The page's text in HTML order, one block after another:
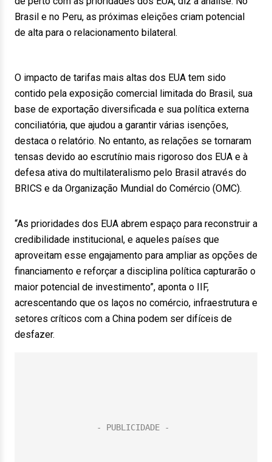
Brasil e no Peru, as próximas eleições criam potencial
de alta para o relacionamento bilateral.
O impacto de tarifas mais altas dos EUA tem sido
contido pela exposição comercial limitada do Brasil, sua
base de exportação diversificada e sua política externa
conciliatória, que ajudou a garantir várias isenções,
destaca o relatório. No entanto, as relações se tornaram
tensas devido ao escrutínio mais rigoroso dos EUA e à
defesa ativa do multilateralismo pelo Brasil através do
BRICS e da Organização Mundial do Comércio (OMC).
“As prioridades dos EUA abrem espaço para reconstruir a
credibilidade institucional, e aqueles países que
aproveitam esse engajamento para ampliar as opções de
financiamento e reforçar a disciplina política capturarão o
maior potencial de investimento”, aponta o IIF,
acrescentando que os laços no comércio, infraestrutura e
setores críticos com a China podem ser difíceis de
desfazer.